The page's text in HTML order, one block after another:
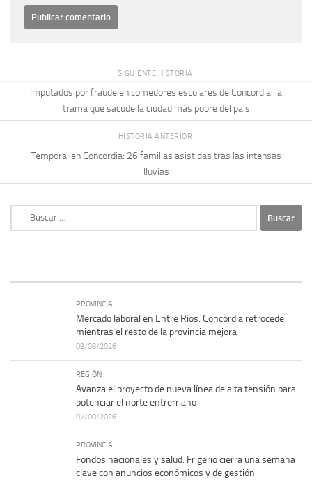
SIGUIENTE HISTORIA
Imputados por fraude en comedores escolares de Concordia: la
trama que sacude la ciudad más pobre del país
HISTORIA ANTERIOR
Temporal en Concordia: 26 familias asistidas tras las intensas
lluvias
PROVINCIA
Mercado laboral en Entre Ríos: Concordia retrocede
mientras el resto de la provincia mejora
08/08/2026
REGIÓN
Avanza el proyecto de nueva línea de alta tensión para
potenciar el norte entrerriano
07/08/2026
PROVINCIA
Fondos nacionales y salud: Frigerio cierra una semana
clave con anuncios económicos y de gestión